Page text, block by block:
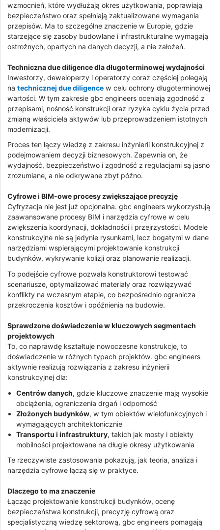
wzmocnień, które wydłużają okres użytkowania, poprawiają
bezpieczeństwo oraz spełniają zaktualizowane wymagania
przepisów. Ma to szczególne znaczenie w Europie, gdzie
starzejące się zasoby budowlane i infrastrukturalne wymagają
ostrożnych, opartych na danych decyzji, a nie założeń.
Techniczna due diligence dla długoterminowej wydajności
Inwestorzy, deweloperzy i operatorzy coraz częściej polegają
na technicznej due diligence w celu ochrony długoterminowej
wartości. W tym zakresie gbc engineers oceniają zgodność z
przepisami, nośność konstrukcji oraz ryzyka cyklu życia przed
zmianą właściciela aktywów lub przeprowadzeniem istotnych
modernizacji.
Proces ten łączy wiedzę z zakresu inżynierii konstrukcyjnej z
podejmowaniem decyzji biznesowych. Zapewnia on, że
wydajność, bezpieczeństwo i zgodność z regulacjami są jasno
zrozumiane, a nie odkrywane zbyt późno.
Cyfrowe i BIM-owe procesy zwiększające precyzję
Cyfryzacja nie jest już opcjonalna. gbc engineers wykorzystują
zaawansowane procesy BIM i narzędzia cyfrowe w celu
zwiększenia koordynacji, dokładności i przejrzystości. Modele
konstrukcyjne nie są jedynie rysunkami, lecz bogatymi w dane
narzędziami wspierającymi projektowanie konstrukcji
budynków, wykrywanie kolizji oraz planowanie realizacji.
To podejście cyfrowe pozwala konstruktorowi testować
scenariusze, optymalizować materiały oraz rozwiązywać
konflikty na wczesnym etapie, co bezpośrednio ogranicza
przekroczenia kosztów i opóźnienia na budowie.
Sprawdzone doświadczenie w kluczowych segmentach
projektowych
To, co naprawdę kształtuje nowoczesne konstrukcje, to
doświadczenie w różnych typach projektów. gbc engineers
aktywnie realizują rozwiązania z zakresu inżynierii
konstrukcyjnej dla:
Centrów danych, gdzie kluczowe znaczenie mają wysokie
obciążenia, ograniczenia drgań i odporność
Złożonych budynków, w tym obiektów wielofunkcyjnych i
wymagających architektonicznie
Transportu i infrastruktury, takich jak mosty i obiekty
mobilności projektowane na długie okresy użytkowania
Te rzeczywiste zastosowania pokazują, jak teoria, analiza i
narzędzia cyfrowe łączą się w praktyce.
Dlaczego to ma znaczenie
Łącząc projektowanie konstrukcji budynków, ocenę
bezpieczeństwa konstrukcji, precyzję cyfrową oraz
specjalistyczną wiedzę sektorową, gbc engineers pomagają